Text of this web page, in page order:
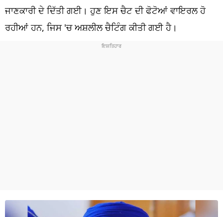
ਧਰਮ
ਖੇਡਾਂ
ਜਾਣਕਾਰੀ ਦੇ ਦਿੱਤੀ ਗਈ। ਹੁਣ ਇਸ ਚੈਟ ਦੀ ਫੋਟੋਆਂ ਵਾਇਰਲ ਹੋ
ਰਹੀਆਂ ਹਨ, ਜਿਸ 'ਚ ਅਸ਼ਲੀਲ ਚੈਟਿੰਗ ਕੀਤੀ ਗਈ ਹੈ।